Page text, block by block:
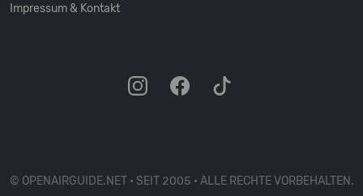
Impressum & Kontakt
© OPENAIRGUIDE.NET • SEIT 2005 • ALLE RECHTE VORBEHALTEN.